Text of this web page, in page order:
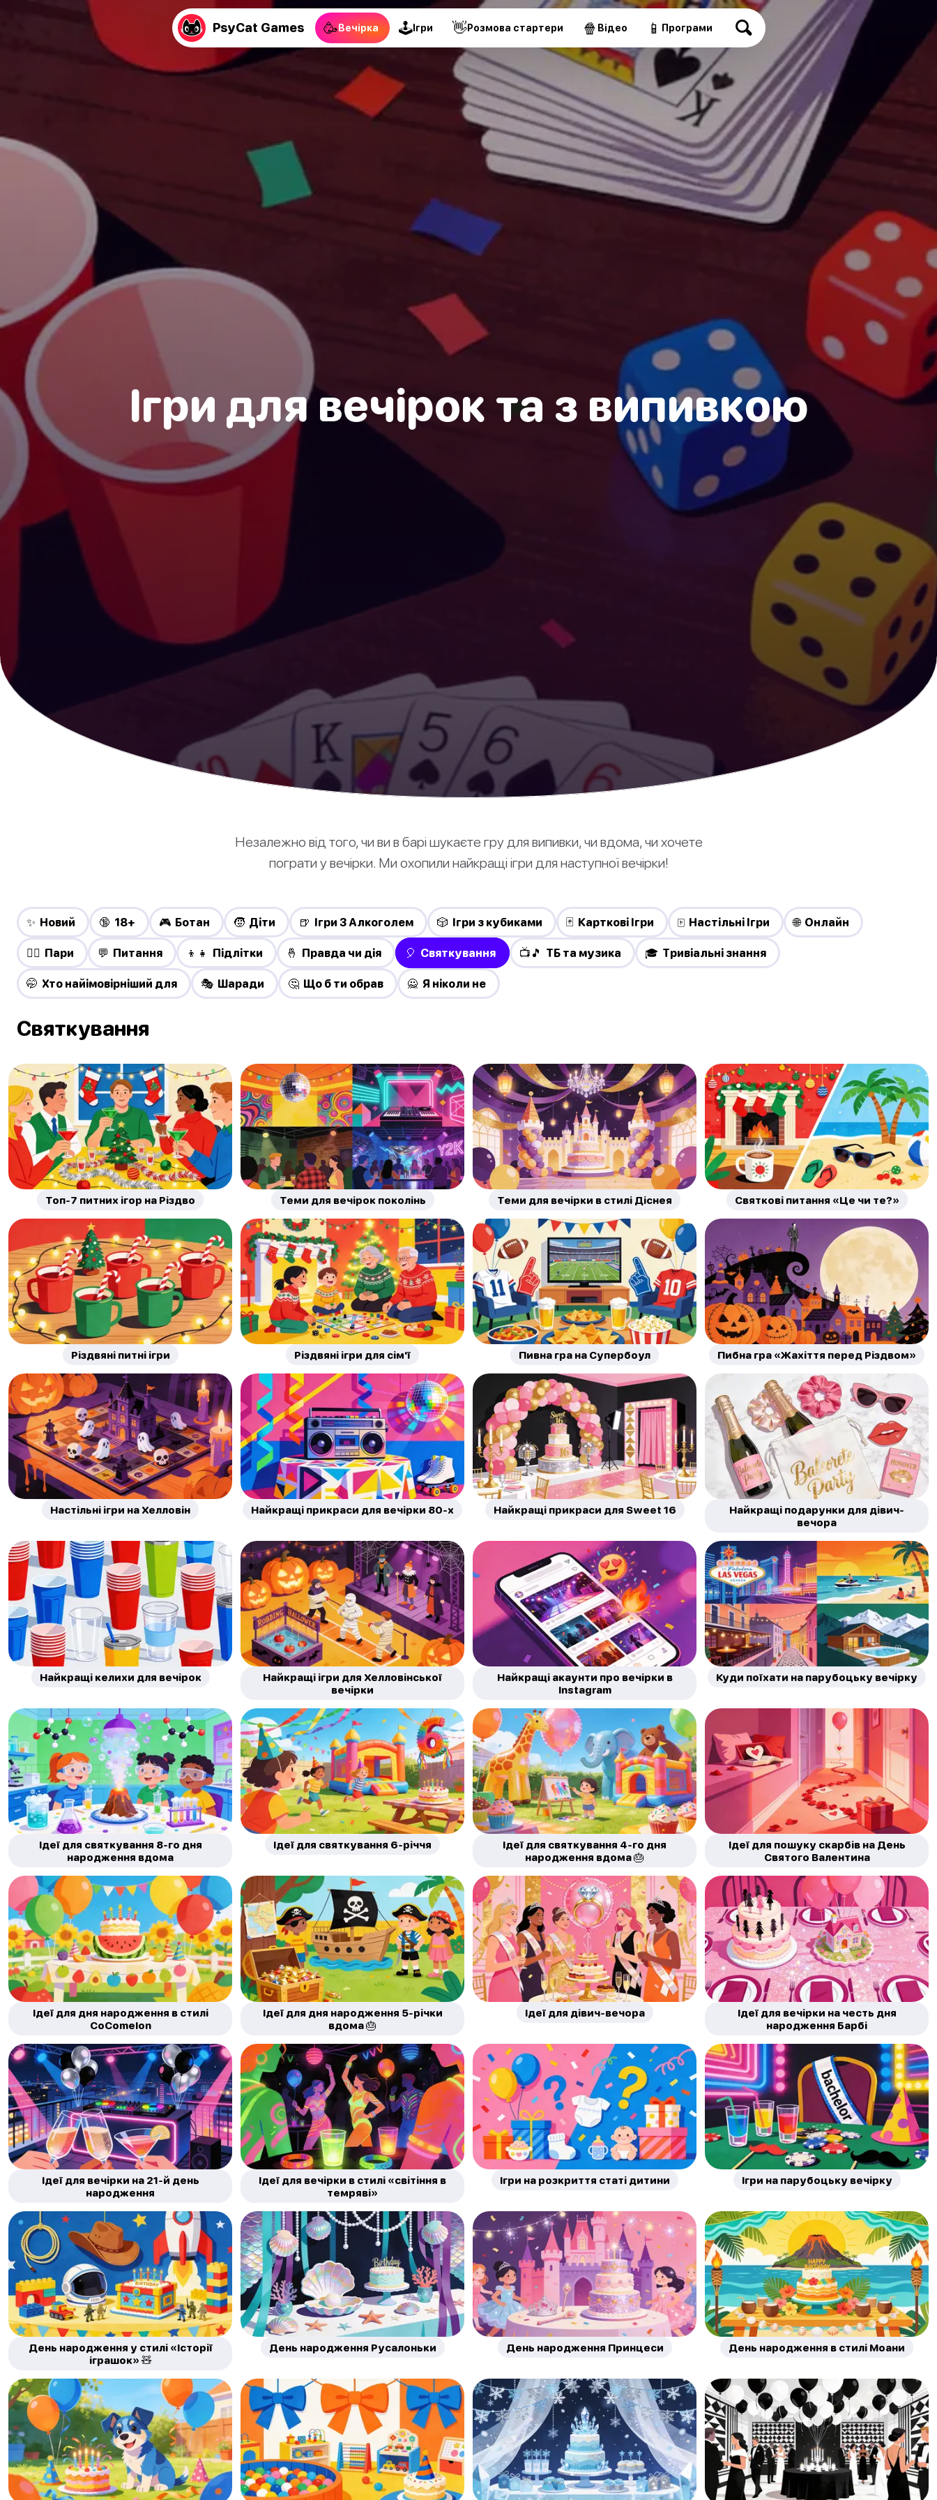
PsyCat Games 🥳Вечірка 🕹Ігри 👋Pозмова стартери 🍿 Відео 📱 Програми
Ігри для вечірок та з випивкою
Незалежно від того, чи ви в барі шукаєте гру для випивки, чи вдома, чи хочете
пограти у вечірки. Ми охопили найкращі ігри для наступної вечірки!
✨ Новий 🔞 18+ 🎮 Ботан 🧒 Діти 🍺 Ігри З Алкоголем 🎲 Ігри з кубиками 🃏 Карткові Ігри 🀄 Настільні Ігри 🌐 Онлайн
❤️‍🔥 Пари 💬 Питання 👦👧 Підлітки 🤞 Правда чи дія 🎈 Святкування 📺🎵 ТБ та музика 🎓 Тривіальні знання
🤭 Хто найімовірніший для 🎭 Шаради 🤔 Що б ти обрав 🙅 Я ніколи не
Святкування
Топ-7 питних ігор на Різдво Теми для вечірок поколінь Теми для вечірки в стилі Діснея Святкові питання «Це чи те?»
Різдвяні питні ігри Різдвяні ігри для сім'ї Пивна гра на Супербоул Пибна гра «Жахіття перед Різдвом»
Настільні ігри на Хелловін Найкращі прикраси для вечірки 80-х Найкращі прикраси для Sweet 16
Найкращі подарунки для дівич-
вечора
Найкращі келихи для вечірок
Найкращі ігри для Хелловінської
вечірки
Найкращі акаунти про вечірки в
Instagram
Куди поїхати на парубоцьку вечірку
Ідеї для святкування 8-го дня
народження вдома
Ідеї для святкування 6-річчя
Ідеї для святкування 4-го дня
народження вдома 🎂
Ідеї для пошуку скарбів на День
Святого Валентина
Ідеї для дня народження в стилі
CoComelon
Ідеї для дня народження 5-річки
вдома 🎂
Ідеї для дівич-вечора
Ідеї для вечірки на честь дня
народження Барбі
Ідеї для вечірки на 21-й день
народження
Ідеї для вечірки в стилі «світіння в
темряві»
Ігри на розкриття статі дитини Ігри на парубоцьку вечірку
День народження у стилі «Історії
іграшок» 🧸
День народження Русалоньки День народження Принцеси День народження в стилі Моани